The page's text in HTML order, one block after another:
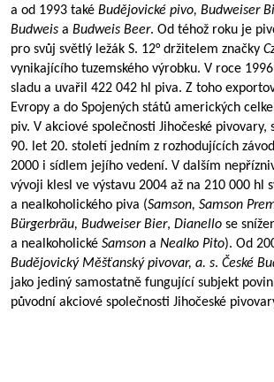
a od 1993 také Budějovické pivo, Budweiser
Budweis a Budweis Beer. Od téhož roku je
pro svůj světlý ležák S. 12° držitelem značky
vynikajícího tuzemského výrobku. V roce
sladu a uvařil 422 042 hl piva. Z toho
Evropy a do Spojených států amerických
piv. V akciové společnosti Jihočeské pivovary,
90. let 20. století jedním z rozhodujících
2000 i sídlem jejího vedení. V dalším
vývoji klesl ve výstavu 2004 až na 210 000 hl
a nealkoholického piva (Samson, Samson
Bürgerbräu, Budweiser Bier, Dianello se
a nealkoholické Samson a Nealko Pito). Od
Budějovický Měšťanský pivovar, a. s. České
jako jediný samostatně fungující subjekt
původní akciové společnosti Jihočeské